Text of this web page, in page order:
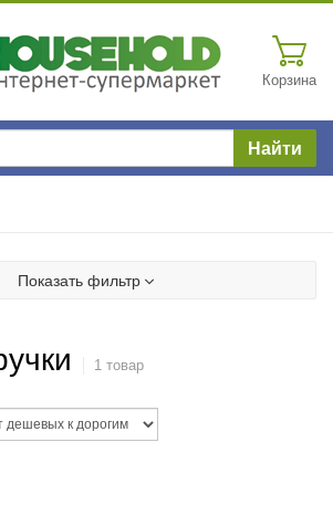
Корзина
Найти
Показать фильтр
1 товар